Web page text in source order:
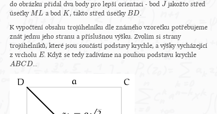
do obrázku přidal dva body pro lepší orientaci - bod J
J jakožto střed
úsečky ML
ML a bod K
K , takto střed úsečkyBD
BD .
K vypočtení obsahu trojúhelníku dle známého vzorečku potřebujeme
znát jednu jeho stranu a příslušnou výšku. Zvolím si strany
trojúhelníků, které jsou součástí podstavy krychle, a výšky vycházející
z vrcholu E
E. Když se tedy zadíváme na pouhou podstavu krychle
ABCD
ABCD ...